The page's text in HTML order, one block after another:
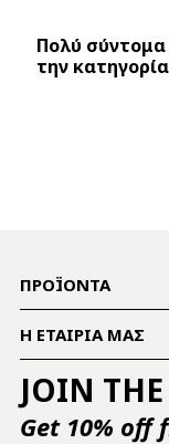
Πολύ
την
ΠΡΟΪΌΝΤΑ
Η ΕΤΑΙΡΊΑ ΜΑΣ
JOIN
Get 10% off